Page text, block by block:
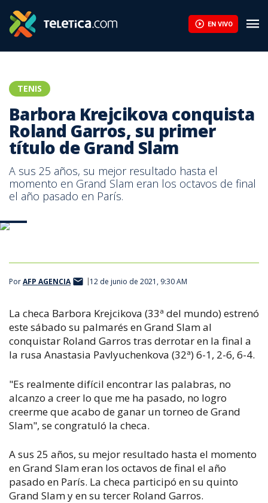
EN VIVO
TENIS
Barbora Krejcikova conquista
Roland Garros, su primer
título de Grand Slam
A sus 25 años, su mejor resultado hasta el
momento en Grand Slam eran los octavos de final
el año pasado en París.
PorAFP AGENCIA 12 de junio de 2021, 9:30 AM
La checa Barbora Krejcikova (33ª del mundo) estrenó
este sábado su palmarés en Grand Slam al
conquistar Roland Garros tras derrotar en la final a
la rusa Anastasia Pavlyuchenkova (32ª) 6-1, 2-6, 6-4.
"Es realmente difícil encontrar las palabras, no
alcanzo a creer lo que me ha pasado, no logro
creerme que acabo de ganar un torneo de Grand
Slam", se congratuló la checa.
A sus 25 años, su mejor resultado hasta el momento
en Grand Slam eran los octavos de final el año
pasado en París. La checa participó en su quinto
Grand Slam y en su tercer Roland Garros.